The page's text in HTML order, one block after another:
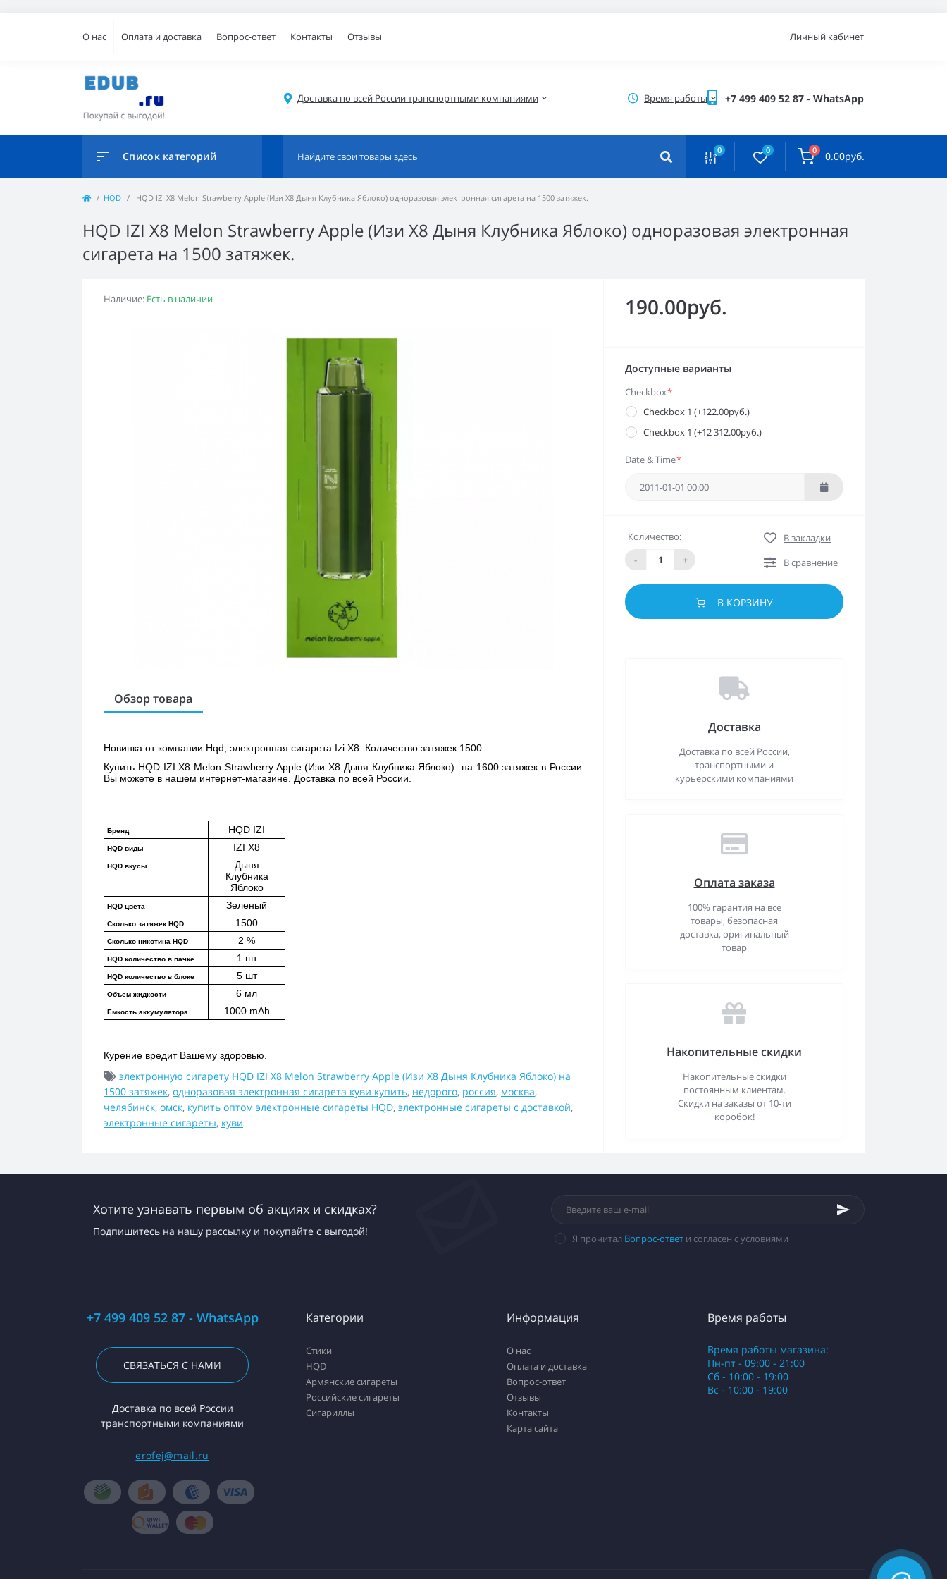
О нас Оплата и доставка Вопрос-ответ Контакты Отзывы Личный кабинет
Доставка по всей России транспортными компаниями Время работы +7 499 409 52 87 - WhatsApp
Список категорий 0 0 0 0.00руб.
HQD HQD IZI X8 Melon Strawberry Apple (Изи Х8 Дыня Клубника Яблоко) одноразовая электронная сигарета на 1500 затяжек.
HQD IZI X8 Melon Strawberry Apple (Изи Х8 Дыня Клубника Яблоко) одноразовая электронная
сигарета на 1500 затяжек.
Наличие: Есть в наличии
Обзор товара
Новинка от компании Hqd, электронная сигарета Izi X8. Количество затяжек 1500
Купить HQD IZI X8 Melon Strawberry Apple (Изи Х8 Дыня Клубника Яблоко) на 1600 затяжек в России
Вы можете в нашем интернет-магазине. Доставка по всей России.
Бренд HQD IZI
HQD виды IZI X8
HQD вкусы
Дыня
Клубника
Яблоко
HQD цвета Зеленый
Сколько затяжек HQD 1500
Сколько никотина HQD 2 %
HQD количество в пачке 1 шт
HQD количество в блоке 5 шт
Объем жидкости 6 мл
Емкость аккумулятора 1000 mAh
Курение вредит Вашему здоровью.
электронную сигарету HQD IZI X8 Melon Strawberry Apple (Изи Х8 Дыня Клубника Яблоко) на
1500 затяжек, одноразовая электронная сигарета куви купить, недорого, россия, москва,
челябинск, омск, купить оптом электронные сигареты HQD, электронные сигареты с доставкой,
электронные сигареты, куви
190.00руб.
Доступные варианты
Checkbox*
Checkbox 1 (+122.00руб.)
Checkbox 1 (+12 312.00руб.)
Date & Time*
Количество:
-
+
В закладки
В сравнение
В КОРЗИНУ
Доставка
Доставка по всей России,
транспортными и
курьерскими компаниями
Оплата заказа
100% гарантия на все
товары, безопасная
доставка, оригинальный
товар
Накопительные скидки
Накопительные скидки
постоянным клиентам.
Скидки на заказы от 10-ти
коробок!
Хотите узнавать первым об акциях и скидках?
Подпишитесь на нашу рассылку и покупайте с выгодой!
Я прочитал Вопрос-ответ и согласен с условиями
+7 499 409 52 87 - WhatsApp
СВЯЗАТЬСЯ С НАМИ
Доставка по всей России
транспортными компаниями
erofej@mail.ru
Категории
Стики
HQD
Армянские сигареты
Российские сигареты
Сигариллы
Информация
О нас
Оплата и доставка
Вопрос-ответ
Отзывы
Контакты
Карта сайта
Время работы
Время работы магазина:
Пн-пт - 09:00 - 21:00
Сб - 10:00 - 19:00
Вс - 10:00 - 19:00